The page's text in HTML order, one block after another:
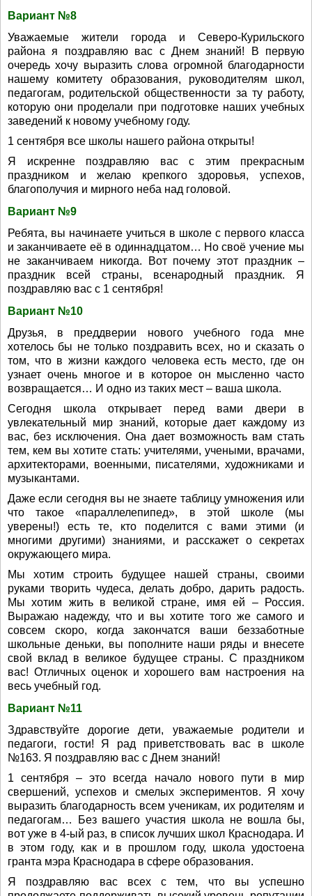
Вариант №8
Уважаемые жители города и Северо-Курильского
района я поздравляю вас с Днем знаний! В первую
очередь хочу выразить слова огромной благодарности
нашему комитету образования, руководителям школ,
педагогам, родительской общественности за ту работу,
которую они проделали при подготовке наших учебных
заведений к новому учебному году.
1 сентября все школы нашего района открыты!
Я искренне поздравляю вас с этим прекрасным
праздником и желаю крепкого здоровья, успехов,
благополучия и мирного неба над головой.
Вариант №9
Ребята, вы начинаете учиться в школе с первого класса
и заканчиваете её в одиннадцатом… Но своё учение мы
не заканчиваем никогда. Вот почему этот праздник –
праздник всей страны, всенародный праздник. Я
поздравляю вас с 1 сентября!
Вариант №10
Друзья, в преддверии нового учебного года мне
хотелось бы не только поздравить всех, но и сказать о
том, что в жизни каждого человека есть место, где он
узнает очень многое и в которое он мысленно часто
возвращается… И одно из таких мест – ваша школа.
Сегодня школа открывает перед вами двери в
увлекательный мир знаний, которые дает каждому из
вас, без исключения. Она дает возможность вам стать
тем, кем вы хотите стать: учителями, учеными, врачами,
архитекторами, военными, писателями, художниками и
музыкантами.
Даже если сегодня вы не знаете таблицу умножения или
что такое «параллелепипед», в этой школе (мы
уверены!) есть те, кто поделится с вами этими (и
многими другими) знаниями, и расскажет о секретах
окружающего мира.
Мы хотим строить будущее нашей страны, своими
руками творить чудеса, делать добро, дарить радость.
Мы хотим жить в великой стране, имя ей – Россия.
Выражаю надежду, что и вы хотите того же самого и
совсем скоро, когда закончатся ваши беззаботные
школьные деньки, вы пополните наши ряды и внесете
свой вклад в великое будущее страны. С праздником
вас! Отличных оценок и хорошего вам настроения на
весь учебный год.
Вариант №11
Здравствуйте дорогие дети, уважаемые родители и
педагоги, гости! Я рад приветствовать вас в школе
№163. Я поздравляю вас с Днем знаний!
1 сентября – это всегда начало нового пути в мир
свершений, успехов и смелых экспериментов. Я хочу
выразить благодарность всем ученикам, их родителям и
педагогам… Без вашего участия школа не вошла бы,
вот уже в 4-ый раз, в список лучших школ Краснодара. И
в этом году, как и в прошлом году, школа удостоена
гранта мэра Краснодара в сфере образования.
Я поздравляю вас всех с тем, что вы успешно